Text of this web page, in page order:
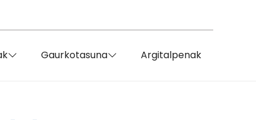
Gaurkotasuna Argitalpenak